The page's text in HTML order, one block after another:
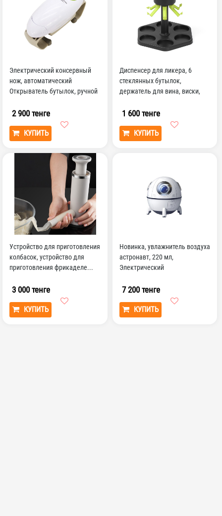
Электрический консервный
нож, автоматический
Открыватель бутылок, ручной
2 900 тенге
КУПИТЬ
Диспенсер для ликера, 6
стеклянных бутылок,
держатель для вина, виски,
1 600 тенге
КУПИТЬ
Устройство для приготовления
колбасок, устройство для
приготовления фрикаделе...
3 000 тенге
КУПИТЬ
Новинка, увлажнитель воздуха
астронавт, 220 мл,
Электрический
фотолюми...
7 200 тенге
КУПИТЬ